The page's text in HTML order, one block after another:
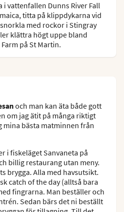
i vattenfallen Dunns River Fall
titta på klippdykarna vid
snorkla med rockor i Stingray
klättra högt uppe bland
på St Martin.
och man kan äta både gott
om jag ätit på många riktigt
mina bästa matminnen från
i fiskeläget Sanvaneta på
billig restaurang utan meny.
brygga. Alla med havsutsikt.
catch of the day (alltså bara
fingrarna. Man beställer och
Sedan bärs det ni beställt